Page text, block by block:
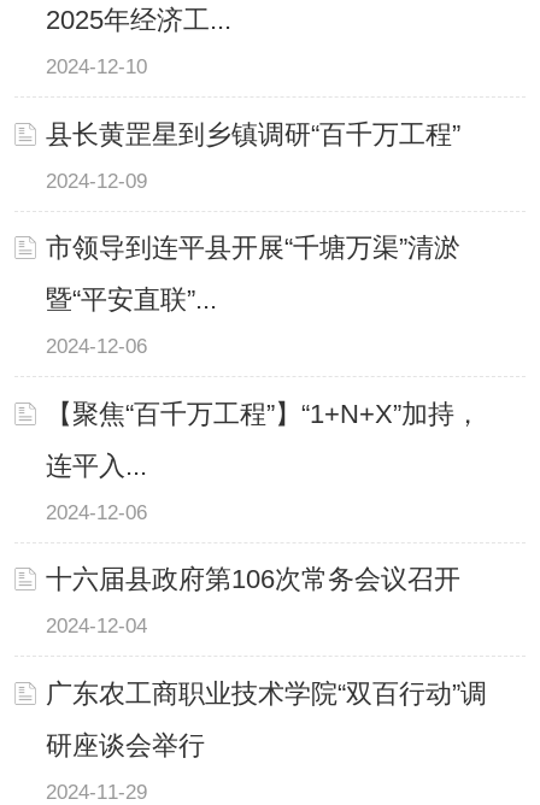
2025年经济工...
2024-12-10
县长黄罡星到乡镇调研“百千万工程”
2024-12-09
市领导到连平县开展“千塘万渠”清淤
暨“平安直联”...
2024-12-06
【聚焦“百千万工程”】“1+N+X”加持，
连平入...
2024-12-06
十六届县政府第106次常务会议召开
2024-12-04
广东农工商职业技术学院“双百行动”调
研座谈会举行
2024-11-29